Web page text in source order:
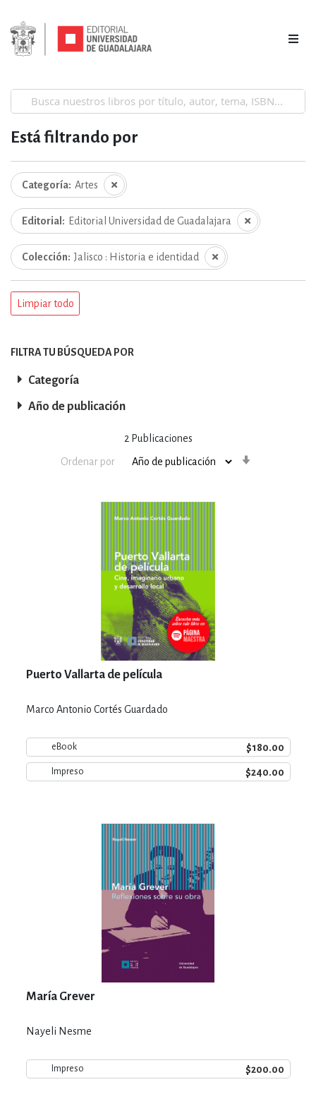
2 Publicaciones
Ordenar por
Puerto Vallarta de película
Marco Antonio Cortés Guardado
eBook $180.00
Impreso $240.00
María Grever
Nayeli Nesme
Impreso $200.00
Está filtrando por
Categoría Artes
Editorial Editorial Universidad de Guadalajara
Colección Jalisco : Historia e identidad
Limpiar todo
FILTRA TU BÚSQUEDA POR
Categoría
Año de publicación